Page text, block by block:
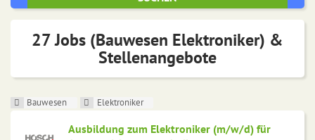
27 Jobs (Bauwesen Elektroniker) &
Stellenangebote
Bauwesen Elektroniker
Ausbildung zum Elektroniker (m/w/d) für